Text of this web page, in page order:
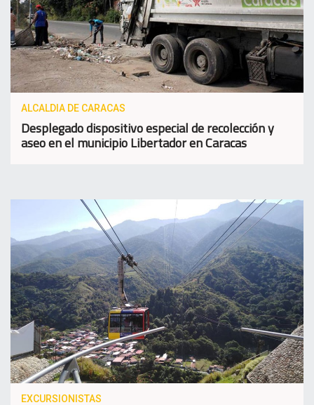
ALCALDIA DE CARACAS
Desplegado dispositivo especial de recolección y
aseo en el municipio Libertador en Caracas
EXCURSIONISTAS